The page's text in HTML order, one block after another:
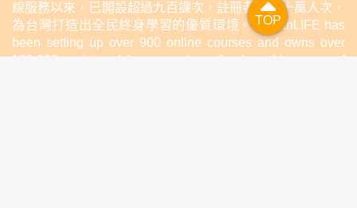
TOP
TOP
線服務以來，已開設超過九百課次，註冊者超過十萬人次，
為台灣打造出全民終身學習的優質環境。TaiwanLIFE has
been setting up over 900 online courses and owns over
100,000 registered learners since the launching year of